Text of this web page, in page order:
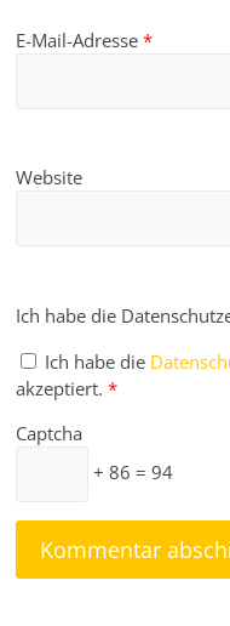
E-Mail-Adresse*
Website
Ich habe die
Ich habe die
akzeptiert. *
Captcha
+ 86 = 94